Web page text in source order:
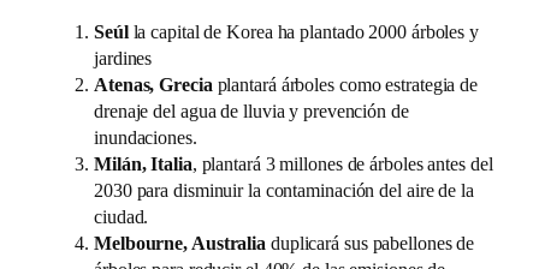
Seúlla capital de Korea ha plantado 2000 árboles y
jardines
Atenas, Grecia plantará árboles como estrategia de
drenaje del agua de lluvia y prevención de
inundaciones.
Milán, Italia, plantará 3 millones de árboles antes del
2030 para disminuir la contaminación del aire de la
ciudad.
Melbourne, Australia duplicará sus pabellones de